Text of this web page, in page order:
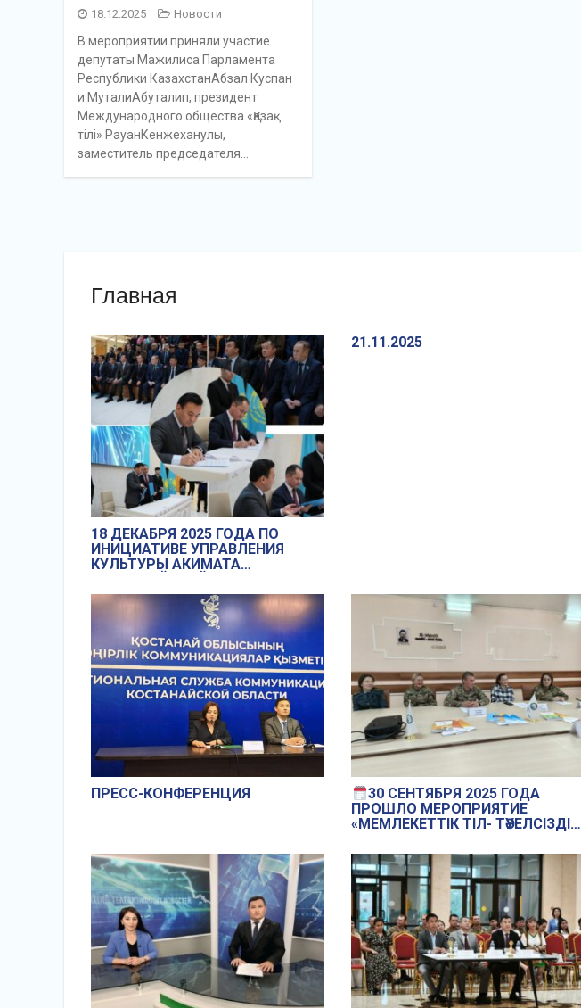
18.12.2025 Новости
В мероприятии приняли участие
депутаты Мажилиса Парламента
Республики КазахстанАбзал Куспан
и МуталиАбуталип, президент
Международного общества «Қазақ
тілі» РауанКенжеханулы,
заместитель председателя…
Главная
18 ДЕКАБРЯ 2025 ГОДА ПО
ИНИЦИАТИВЕ УПРАВЛЕНИЯ
КУЛЬТУРЫ АКИМАТА
ОБЛАСТИСОСТОЯЛСЯ
МАСШТАБНЫЙ ФОРУМ ПОД
НАЗВАНИЕМ «AI И
ЛИНГВИСТИКА: ЭПОХА
ЦИФРОВОЙСИНЕРГИИ».
21.11.2025
ПРЕСС-КОНФЕРЕНЦИЯ
30 СЕНТЯБРЯ 2025 ГОДА
ПРОШЛО МЕРОПРИЯТИЕ
«МЕМЛЕКЕТТІК ТІЛ- ТӘУЕЛСІЗДІК
УПРАВЛЕНИЕМ КУЛЬТУРЫ
АКИМАТА КОСТАНАЙСКОЙ
ОБЛАСТИ СРЕДИ
ВОЕННОСЛУЖАЩИХ И
СОТРУДНИКОВ
ПРАВООХРАНИТЕЛЬНЫХ
ОРГАНОВ